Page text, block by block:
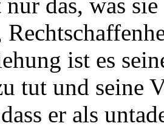
ist es
tut und seine
er als